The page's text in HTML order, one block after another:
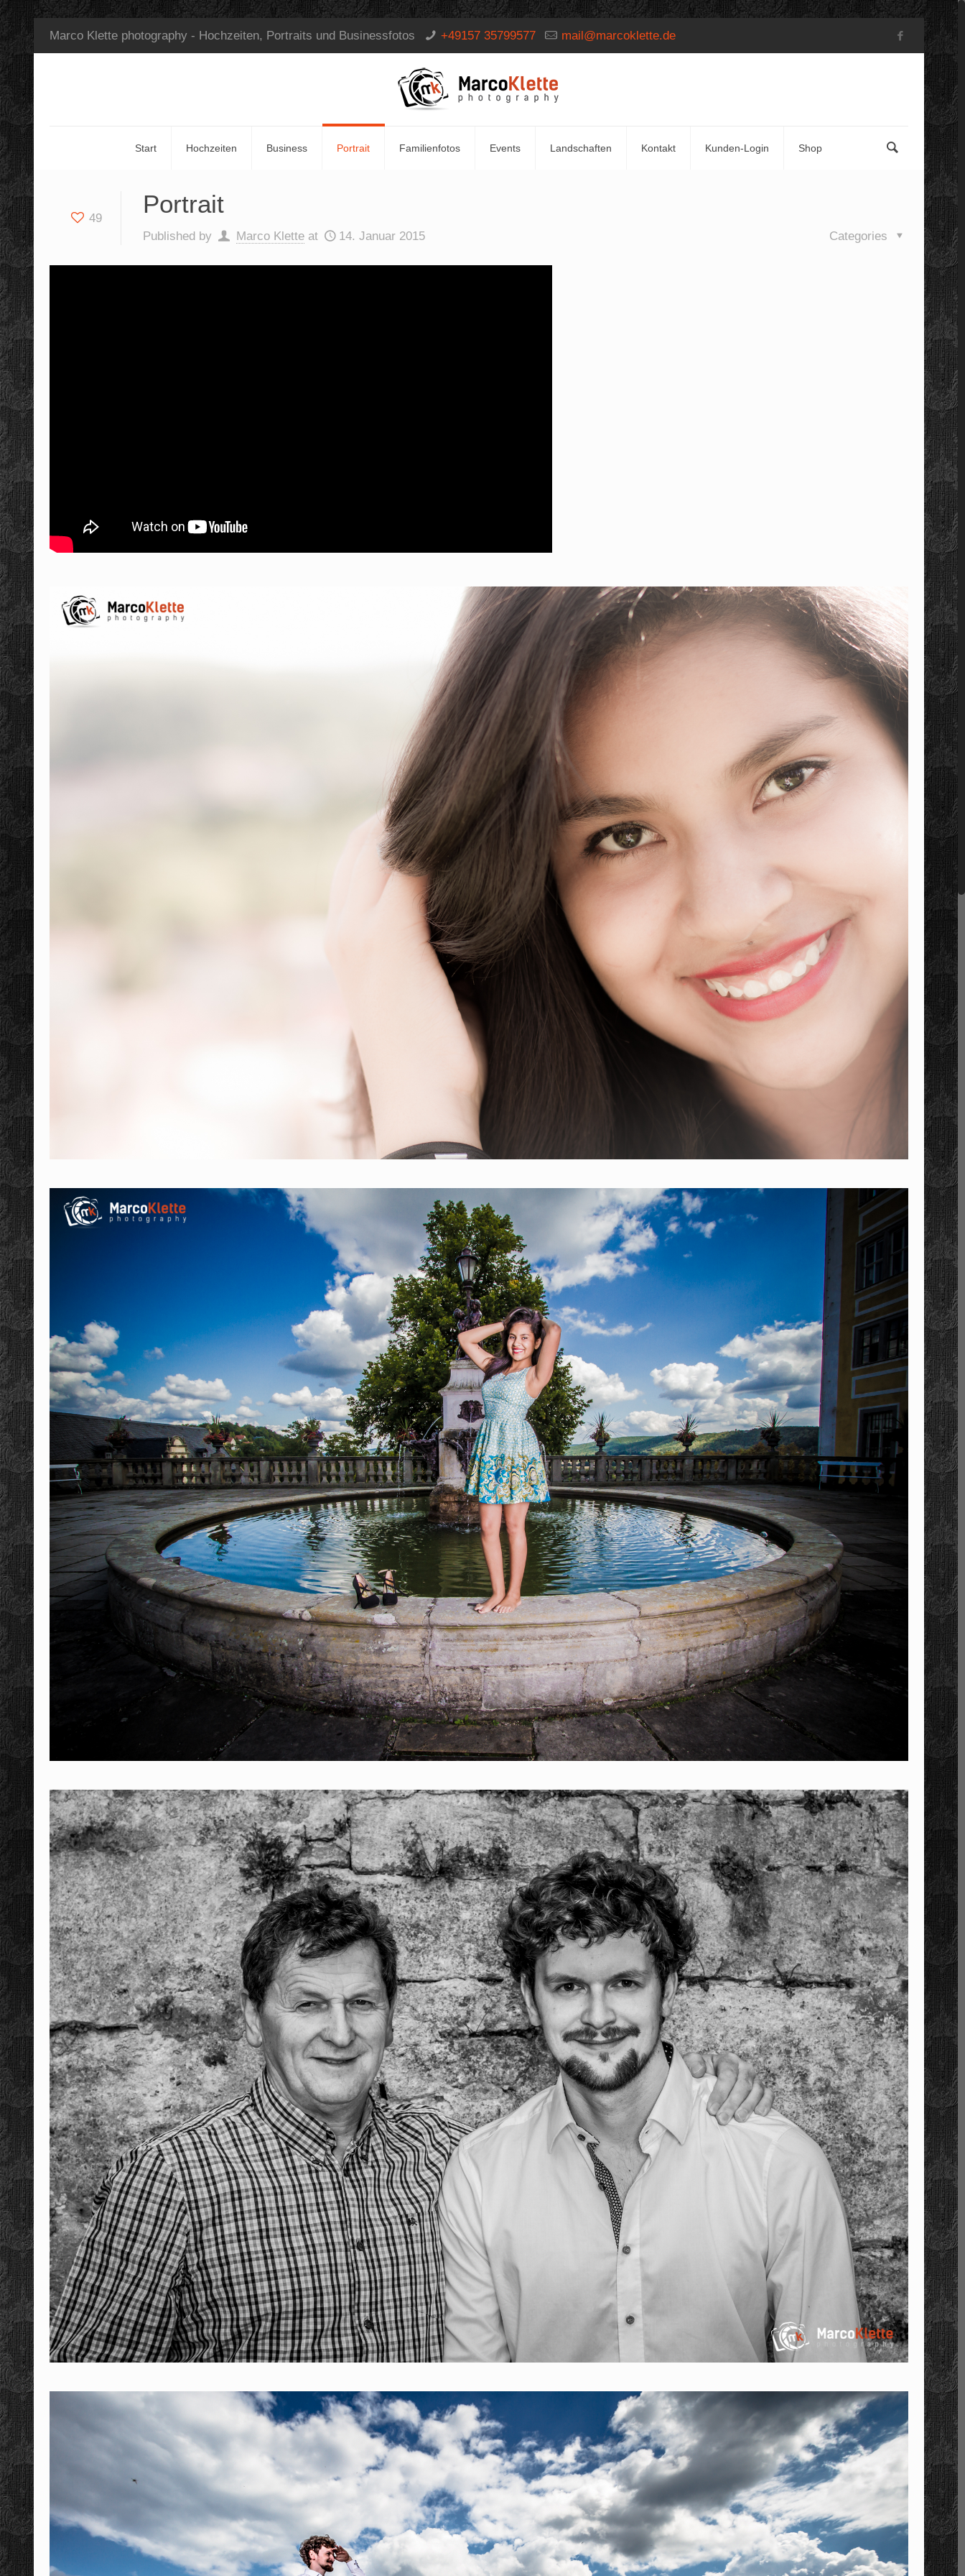
Marco Klette photography - Hochzeiten, Portraits und Businessfotos +49157 35799577 mail@marcoklette.de
Start Hochzeiten Business Portrait Familienfotos Events Landschaften Kontakt Kunden-Login Shop
49
Portrait
Published by Marco Klette at 14. Januar 2015 Categories